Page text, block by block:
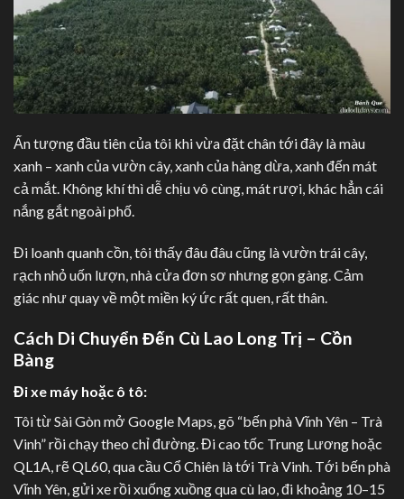
Ấn tượng đầu tiên của tôi khi vừa đặt chân tới đây là màu
xanh – xanh của vườn cây, xanh của hàng dừa, xanh đến mát
cả mắt. Không khí thì dễ chịu vô cùng, mát rượi, khác hẳn cái
nắng gắt ngoài phố.
Đi loanh quanh cồn, tôi thấy đâu đâu cũng là vườn trái cây,
rạch nhỏ uốn lượn, nhà cửa đơn sơ nhưng gọn gàng. Cảm
giác như quay về một miền ký ức rất quen, rất thân.
Cách Di Chuyển Đến Cù Lao Long Trị – Cồn
Bàng
Đi xe máy hoặc ô tô:
Tôi từ Sài Gòn mở Google Maps, gõ “bến phà Vĩnh Yên – Trà
Vinh” rồi chạy theo chỉ đường. Đi cao tốc Trung Lương hoặc
QL1A, rẽ QL60, qua cầu Cổ Chiên là tới Trà Vinh. Tới bến phà
Vĩnh Yên, gửi xe rồi xuống xuồng qua cù lao, đi khoảng 10–15